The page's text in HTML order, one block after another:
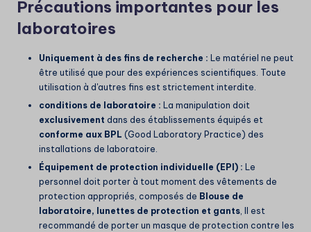
Précautions importantes pour les
laboratoires
Uniquement à des fins de recherche : Le matériel ne peut
être utilisé que pour des expériences scientifiques. Toute
utilisation à d'autres fins est strictement interdite.
conditions de laboratoire : La manipulation doit
exclusivement dans des établissements équipés et
conforme aux BPL (Good Laboratory Practice) des
installations de laboratoire.
Équipement de protection individuelle (EPI) : Le
personnel doit porter à tout moment des vêtements de
protection appropriés, composés de Blouse de
laboratoire, lunettes de protection et gants, Il est
recommandé de porter un masque de protection contre les